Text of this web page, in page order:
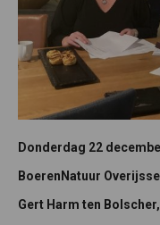
Donderdag 22
BoerenNatuur
Gert Harm ten